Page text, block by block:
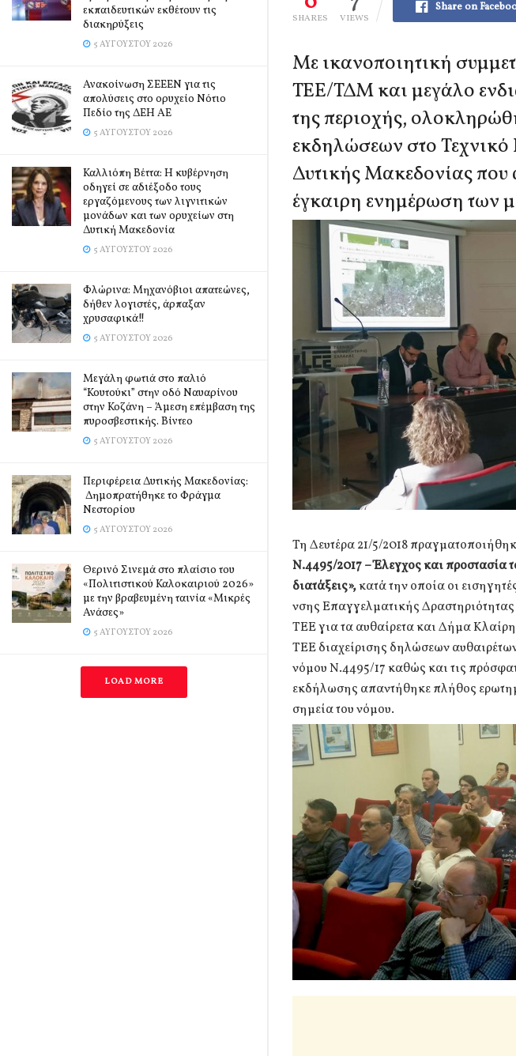
εκπαιδευτικών εκθέτουν τις
διακηρύξεις
5 ΑΥΓΟΎΣΤΟΥ 2026
Ανακοίνωση ΣΕΕΕΝ για τις
απολύσεις στο ορυχείο Νότιο
Πεδίο της ΔΕΗ ΑΕ
5 ΑΥΓΟΎΣΤΟΥ 2026
Καλλιόπη Βέττα: Η κυβέρνηση
οδηγεί σε αδιέξοδο τους
εργαζόμενους των λιγνιτικών
μονάδων και των ορυχείων στη
Δυτική Μακεδονία
5 ΑΥΓΟΎΣΤΟΥ 2026
Φλώρινα: Μηχανόβιοι απατεώνες,
δήθεν λογιστές, άρπαξαν
χρυσαφικά!!
5 ΑΥΓΟΎΣΤΟΥ 2026
Μεγάλη φωτιά στο παλιό
“Κουτούκι” στην οδό Ναυαρίνου
στην Κοζάνη – Άμεση επέμβαση της
πυροσβεστικής. Βίντεο
5 ΑΥΓΟΎΣΤΟΥ 2026
Περιφέρεια Δυτικής Μακεδονίας:
Δημοπρατήθηκε το Φράγμα
Νεστορίου
5 ΑΥΓΟΎΣΤΟΥ 2026
Θερινό Σινεμά στο πλαίσιο του
«Πολιτιστικού Καλοκαιριού 2026»
με την βραβευμένη ταινία «Μικρές
Ανάσες»
5 ΑΥΓΟΎΣΤΟΥ 2026
LOAD MORE
SHARES VIEWS
Share on
Με ικανοποιητική
ΤΕΕ/ΤΔΜ και μεγάλο
της περιοχής,
εκδηλώσεων στο
Δυτικής Μακεδονίας
έγκαιρη ενημέρωση των
Τη Δευτέρα 21/5/2018
Ν.4495/2017 – Έλεγχος και προστασία
διατάξεις»,κατά την οποία οι
νσης Επαγγελματικής
ΤΕΕ για τα αυθαίρετα και Δήμα
ΤΕΕ διαχείρισης δηλώσεων
νόμου Ν.4495/17 καθώς και τις
εκδήλωσης απαντήθηκε πλήθος
σημεία του νόμου.